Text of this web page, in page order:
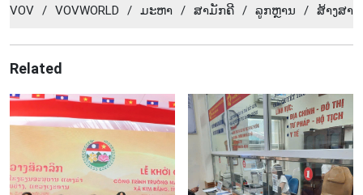
VOV / VOVWORLD / ມະ​ຫາ / ​ສາ​ມັກ​ຄີ / ​ລູກ​ຫຼາ​ນ / ສ້າງ​ສາ
Related